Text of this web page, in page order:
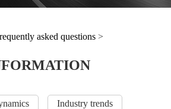
asked questions >
Industry trends